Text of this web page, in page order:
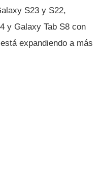
S23 y S22,
y Galaxy Tab S8 con
expandiendo a más